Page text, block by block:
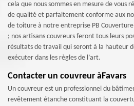
cela que nous sommes en mesure de vous
de qualité et parfaitement conforme aux
de toiture à notre entreprise PB
; nos artisans couvreurs feront tous leurs
résultats de travail qui seront à la hauteur
exécuter dans les règles de l’art.
Contacter un couvreur àFavars
Un couvreur est un professionnel du
revêtement étanche constituant la